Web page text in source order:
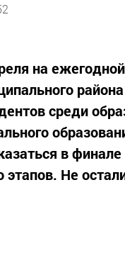
на
среди
в
этапов. Не